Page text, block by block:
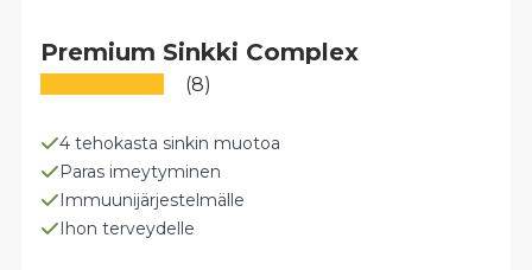
4 tehokasta sinkin muotoa
Paras imeytyminen
Immuunijärjestelmälle
Ihon terveydelle
Premium Sinkki Complex
(8)